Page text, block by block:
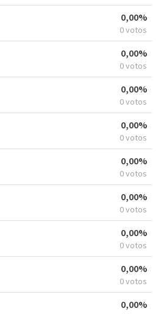
0,00%
0 votos
0,00%
0 votos
0,00%
0 votos
0,00%
0 votos
0,00%
0 votos
0,00%
0 votos
0,00%
0 votos
0,00%
0 votos
0,00%